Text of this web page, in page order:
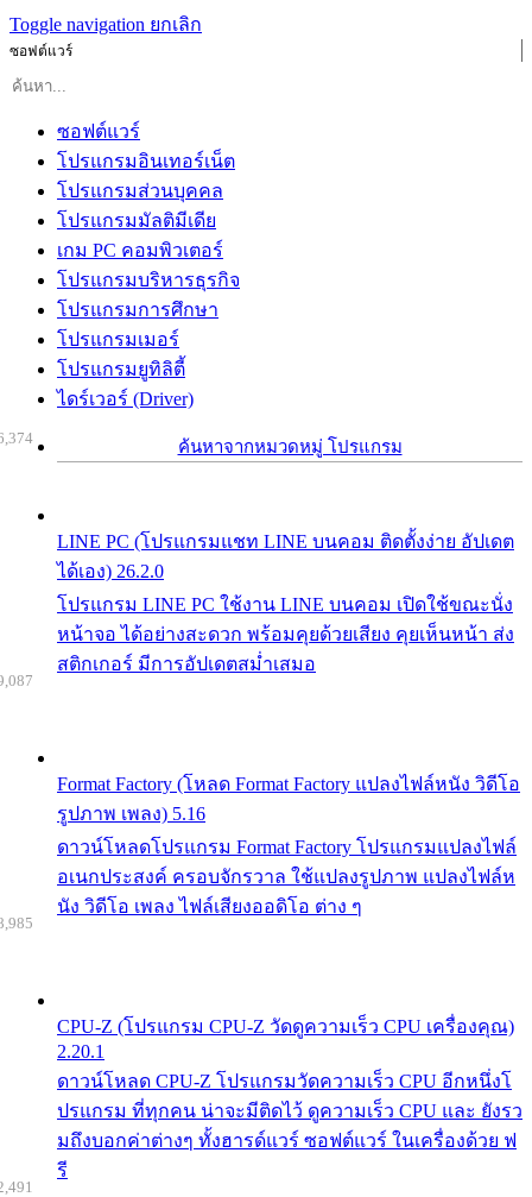
Toggle navigation ยกเลิก
ซอฟต์แวร์
ซอฟต์แวร์
โปรแกรมอินเทอร์เน็ต
โปรแกรมส่วนบุคคล
โปรแกรมมัลติมีเดีย
เกม PC คอมพิวเตอร์
โปรแกรมบริหารธุรกิจ
โปรแกรมการศึกษา
โปรแกรมเมอร์
โปรแกรมยูทิลิตี้
ไดร์เวอร์ (Driver)
ค้นหาจากหมวดหมู่ โปรแกรม
LINE PC (โปรแกรมแชท LINE บนคอม ติดตั้งง่าย อัปเดต
ได้เอง) 26.2.0
โปรแกรม LINE PC ใช้งาน LINE บนคอม เปิดใช้ขณะนั่ง
หน้าจอ ได้อย่างสะดวก พร้อมคุยด้วยเสียง คุยเห็นหน้า ส่ง
สติกเกอร์ มีการอัปเดตสม่ำเสมอ
Format Factory (โหลด Format Factory แปลงไฟล์หนัง วิดีโอ
รูปภาพ เพลง) 5.16
ดาวน์โหลดโปรแกรม Format Factory โปรแกรมแปลงไฟล์
อเนกประสงค์ ครอบจักรวาล ใช้แปลงรูปภาพ แปลงไฟล์ห
นัง วิดีโอ เพลง ไฟล์เสียงออดิโอ ต่าง ๆ
CPU-Z (โปรแกรม CPU-Z วัดดูความเร็ว CPU เครื่องคุณ)
2.20.1
ดาวน์โหลด CPU-Z โปรแกรมวัดความเร็ว CPU อีกหนึ่งโ
ปรแกรม ที่ทุกคน น่าจะมีติดไว้ ดูความเร็ว CPU และ ยังรว
มถึงบอกค่าต่างๆ ทั้งฮารด์แวร์ ซอฟต์แวร์ ในเครื่องด้วย ฟ
รี